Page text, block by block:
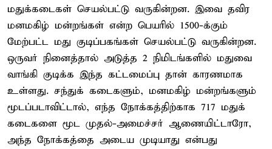
மதுக்கடைகள் செயல்பட்டு வருகின்றன. இவை தவிர
மனமகிழ் மன்றங்கள் என்ற பெயரில் 1500-க்கும்
மேற்பட்ட மது குடிப்பகங்கள் செயல்பட்டு வருகின்றன.
ஒருவர் நினைத்தால் அடுத்த 2 நிமிடங்களில் மதுவை
வாங்கி குடிக்க இந்த கட்டமைப்பு தான் காரணமாக
உள்ளது. சந்துக் கடைகளும், மனமகிழ் மன்றங்களும்
மூடப்படாவிட்டால், எந்த நோக்கத்திற்காக 717 மதுக்
கடைகளை மூட முதல்-அமைச்சர் ஆணையிட்டாரோ,
அந்த நோக்கத்தை அடைய முடியாது என்பது